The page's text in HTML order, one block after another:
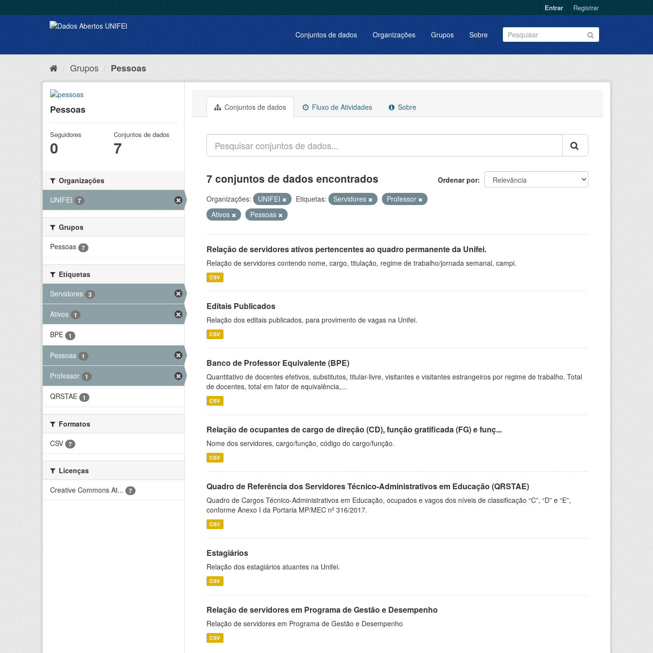
Entrar Registrar
Conjuntos de dados Organizações Grupos Sobre
Grupos Pessoas
Pessoas
Seguidores
0
Conjuntos de dados
7
Organizações
UNIFEI
7
Grupos
Pessoas
7
Etiquetas
Servidores
3
Ativos 1
BPE 1
Pessoas 1
Professor 1
QRSTAE 1
Formatos
CSV
7
Licenças
Creative Commons At...
7
Conjuntos de dados Fluxo de Atividades Sobre
Ordenar por
7 conjuntos de dados encontrados
Organizações: UNIFEI Etiquetas: Servidores
Professor
Ativos
Pessoas
Relação de servidores ativos pertencentes ao quadro permanente da Unifei.
Relação de servidores contendo nome, cargo, titulação, regime de trabalho/jornada semanal, campi.
CSV
Editais Publicados
Relação dos editais publicados, para provimento de vagas na Unifei.
CSV
Banco de Professor Equivalente (BPE)
Quantitativo de docentes efetivos, substitutos, titular-livre, visitantes e visitantes estrangeiros por regime de trabalho. Total
de docentes, total em fator de equivalência,...
CSV
Relação de ocupantes de cargo de direção (CD), função gratificada (FG) e funç...
Nome dos servidores, cargo/função, código do cargo/função.
CSV
Quadro de Referência dos Servidores Técnico-Administrativos em Educação (QRSTAE)
Quadro de Cargos Técnico-Administrativos em Educação, ocupados e vagos dos níveis de classificação “C”, “D” e “E”,
conforme Anexo I da Portaria MP/MEC nº 316/2017.
CSV
Estagiários
Relação dos estagiários atuantes na Unifei.
CSV
Relação de servidores em Programa de Gestão e Desempenho
Relação de servidores em Programa de Gestão e Desempenho
CSV